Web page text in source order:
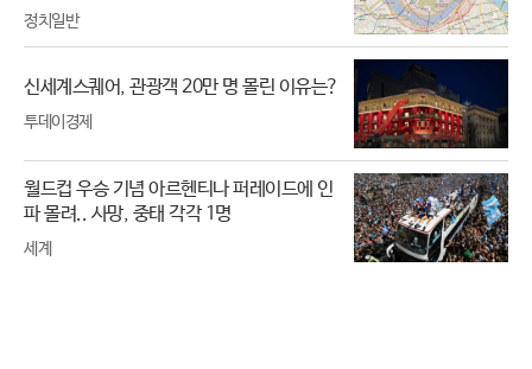
정치일반
신세계스퀘어, 관광객 20만 명 몰린 이유는?
투데이경제
월드컵 우승 기념 아르헨티나 퍼레이드에 인
파 몰려.. 사망, 중태 각각 1명
세계